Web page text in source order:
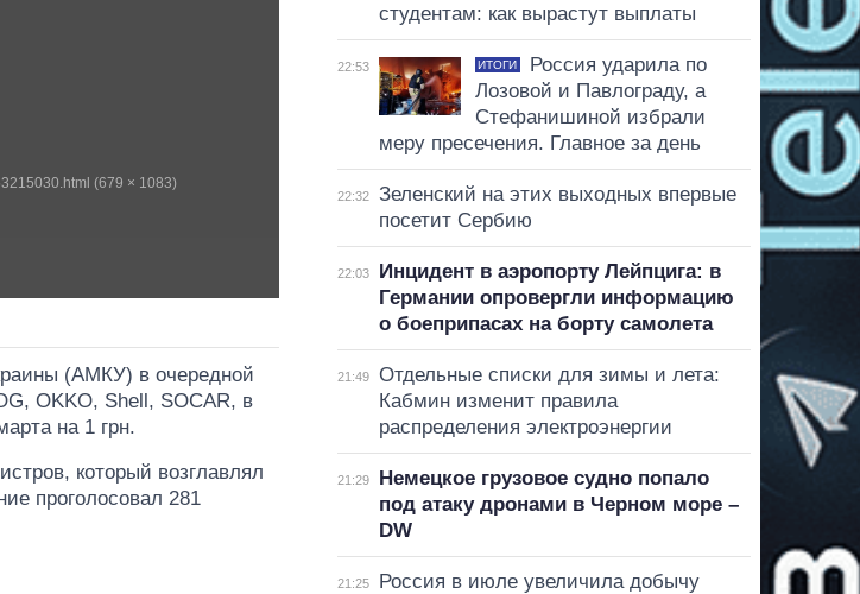
(679 × 1083)
(АМКУ) в очередной
OKKO, Shell, SOCAR, в
на 1 грн.
который возглавлял
проголосовал 281
студентам: как вырастут выплаты
22:53 ИТОГИ
Россия ударила по
Лозовой и Павлограду, а
Стефанишиной избрали
меру пресечения. Главное за день
22:32
Зеленский на этих выходных впервые
посетит Сербию
22:03
Инцидент в аэропорту Лейпцига: в
Германии опровергли информацию
о боеприпасах на борту самолета
21:49
Отдельные списки для зимы и лета:
Кабмин изменит правила
распределения электроэнергии
21:29
Немецкое грузовое судно попало
под атаку дронами в Черном море –
DW
21:25
Россия в июле увеличила добычу